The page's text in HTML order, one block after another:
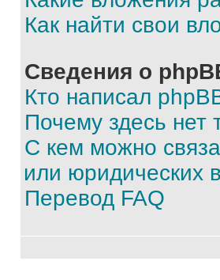
Как найти свои
Сведения о
Кто написал
Почему здесь нет
С кем можно
или юридических
Перевод FAQ